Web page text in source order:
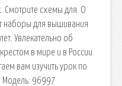
Смотрите схемы для. О
наборы для вышивания
Увлекательно об
в мире и в России.
вам изучить урок по
Модель: 96997